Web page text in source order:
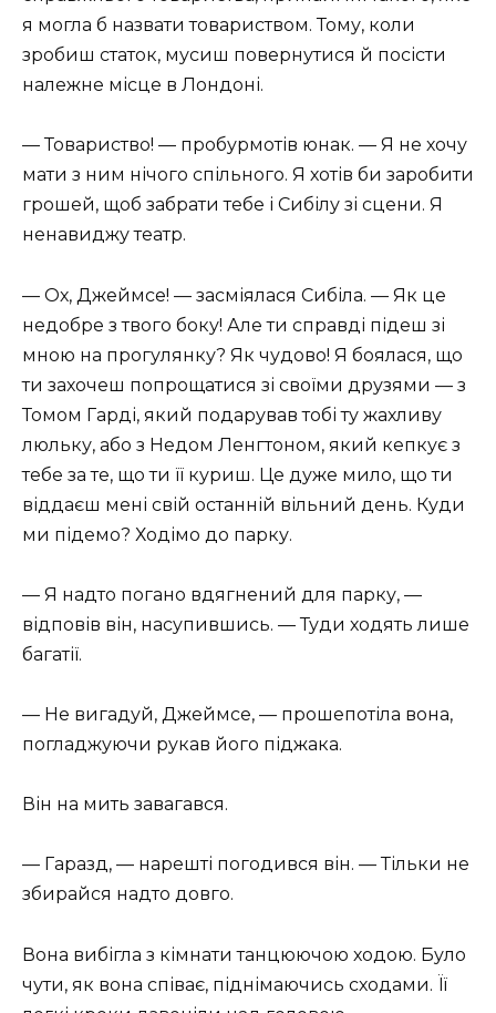
я могла б назвати товариством. Тому, коли
зробиш статок, мусиш повернутися й посісти
належне місце в Лондоні.
— Товариство! — пробурмотів юнак. — Я не хочу
мати з ним нічого спільного. Я хотів би заробити
грошей, щоб забрати тебе і Сибілу зі сцени. Я
ненавиджу театр.
— Ох, Джеймсе! — засміялася Сибіла. — Як це
недобре з твого боку! Але ти справді підеш зі
мною на прогулянку? Як чудово! Я боялася, що
ти захочеш попрощатися зі своїми друзями — з
Томом Гарді, який подарував тобі ту жахливу
люльку, або з Недом Ленгтоном, який кепкує з
тебе за те, що ти її куриш. Це дуже мило, що ти
віддаєш мені свій останній вільний день. Куди
ми підемо? Ходімо до парку.
— Я надто погано вдягнений для парку, —
відповів він, насупившись. — Туди ходять лише
багатії.
— Не вигадуй, Джеймсе, — прошепотіла вона,
погладжуючи рукав його піджака.
Він на мить завагався.
— Гаразд, — нарешті погодився він. — Тільки не
збирайся надто довго.
Вона вибігла з кімнати танцюючою ходою. Було
чути, як вона співає, піднімаючись сходами. Її